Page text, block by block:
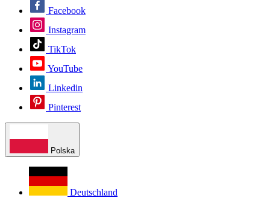
Facebook
Instagram
TikTok
YouTube
Linkedin
Pinterest
Polska
Deutschland